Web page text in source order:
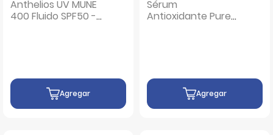
Anthelios UV MUNE
400 Fluido SPF50 -
Agregar
Sérum
Antioxidante Pure
Agregar